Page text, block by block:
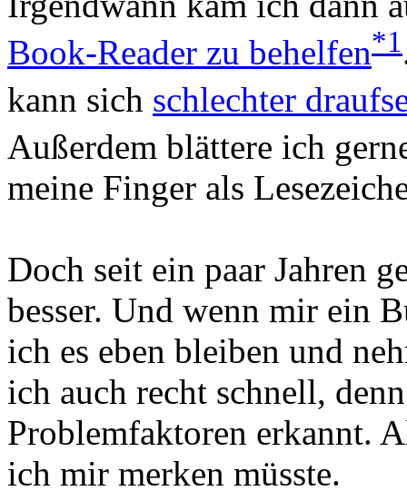
Book-Reader zu behelfen*1
kann sich schlechter
Außerdem blättere ich
meine Finger als
Doch seit ein paar Jahren
besser. Und wenn mir ein
ich es eben bleiben und
ich auch recht schnell,
Problemfaktoren erkannt.
ich mir merken müsste.